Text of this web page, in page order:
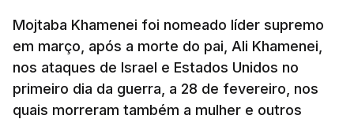
Mojtaba Khamenei foi nomeado líder supremo
em março, após a morte do pai, Ali Khamenei,
nos ataques de Israel e Estados Unidos no
primeiro dia da guerra, a 28 de fevereiro, nos
quais morreram também a mulher e outros